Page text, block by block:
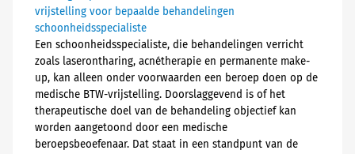
vrijstelling voor bepaalde behandelingen
schoonheidsspecialiste
Een schoonheidsspecialiste, die behandelingen verricht
zoals laserontharing, acnétherapie en permanente make-
up, kan alleen onder voorwaarden een beroep doen op de
medische BTW-vrijstelling. Doorslaggevend is of het
therapeutische doel van de behandeling objectief kan
worden aangetoond door een medische
beroepsbeoefenaar. Dat staat in een standpunt van de